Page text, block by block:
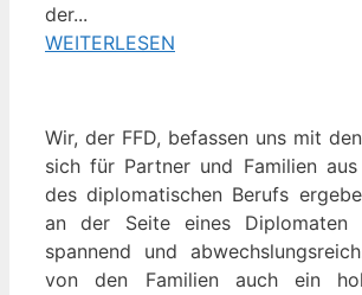
der...
WEITERLESEN
Wir, der FFD, befassen uns mit
sich für Partner und Familien
des diplomatischen Berufs
an der Seite eines
spannend und
von den Familien auch ein